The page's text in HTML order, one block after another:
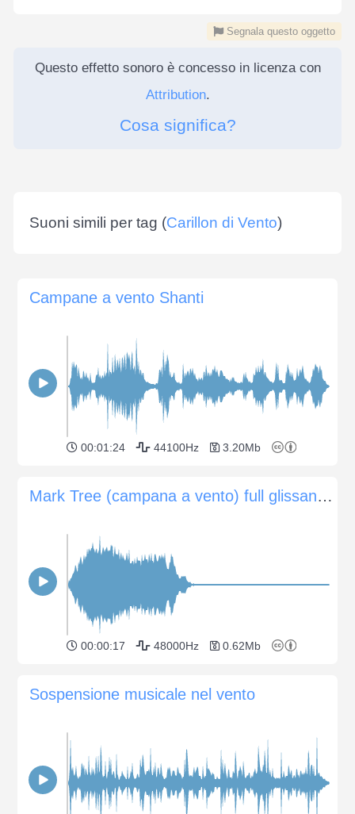
Segnala questo oggetto
Questo effetto sonoro è concesso in licenza con
Attribution.
Cosa significa?
Suoni simili per tag (Carillon di Vento)
Campane a vento Shanti
00:01:24 44100Hz 3.20Mb
Mark Tree (campana a vento) full glissando down
00:00:17 48000Hz 0.62Mb
Sospensione musicale nel vento